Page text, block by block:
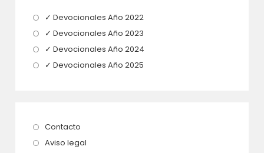
✓ Devocionales Año 2022Se
✓ Devocionales Año 2023
abre
✓ Devocionales Año 2024
✓ Devocionales Año 2025
Contacto
abre
Aviso legal